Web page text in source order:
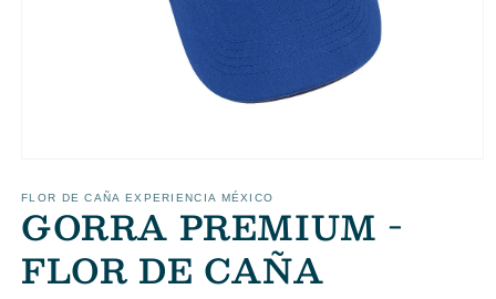
multimedia
1
en
ventana
modal
FLOR DE CAÑA EXPERIENCIA MÉXICO
GORRA PREMIUM -
FLOR DE CAÑA